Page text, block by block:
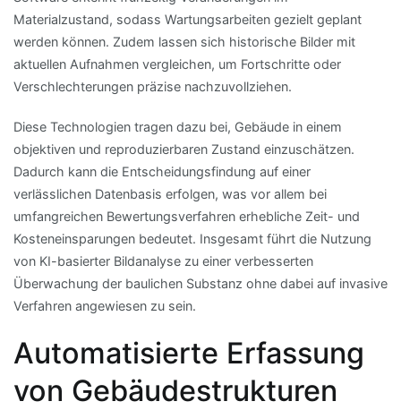
Materialzustand, sodass Wartungsarbeiten gezielt geplant
werden können. Zudem lassen sich historische Bilder mit
aktuellen Aufnahmen vergleichen, um Fortschritte oder
Verschlechterungen präzise nachzuvollziehen.
Diese Technologien tragen dazu bei, Gebäude in einem
objektiven und reproduzierbaren Zustand einzuschätzen.
Dadurch kann die Entscheidungsfindung auf einer
verlässlichen Datenbasis erfolgen, was vor allem bei
umfangreichen Bewertungsverfahren erhebliche Zeit- und
Kosteneinsparungen bedeutet. Insgesamt führt die Nutzung
von KI-basierter Bildanalyse zu einer verbesserten
Überwachung der baulichen Substanz ohne dabei auf invasive
Verfahren angewiesen zu sein.
Automatisierte Erfassung
von Gebäudestrukturen